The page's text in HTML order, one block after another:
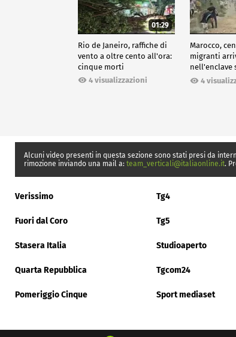
01:29
Rio de Janeiro, raffiche di
vento a oltre cento all'ora:
cinque morti
4 visualizzazioni
Marocco,
migranti
nell'enclave
Ceuta
4
Alcuni video presenti in questa sezione sono stati presi da
rimozione inviando una mail a: team_verticali@italiaonline.it.
Verissimo Tg4
Fuori dal Coro Tg5
Stasera Italia Studioaperto
Quarta Repubblica Tgcom24
Pomeriggio Cinque Sport mediaset